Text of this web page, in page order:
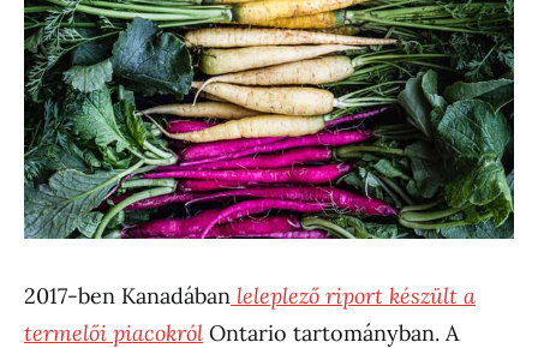
2017-ben Kanadában leleplező riport készült a
termelői piacokról Ontario tartományban. A